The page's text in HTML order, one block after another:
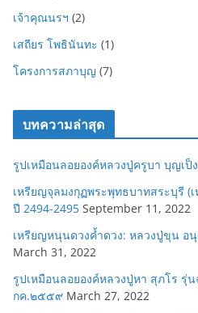
เจ้าคุณนรฯ (2)
เสถียร โพธินันทะ (1)
โครงการสภาบุญ (7)
บทความล่าสุด
รูปเหมือนลอยองค์หลวงปู่ครูบา บุญเป็
เหรียญจุลมงกุฏพระพุทธบาทสระบุรี
ปี 2494-2495 September 11, 2022
เหรียญหนุนดวงค้ำดวง: หลวงปู่ขุน อ
March 31, 2022
รูปเหมือนลอยองค์หลวงปู่หา สุภโร รุ่
กค.๒๕๕๙ March 27, 2022